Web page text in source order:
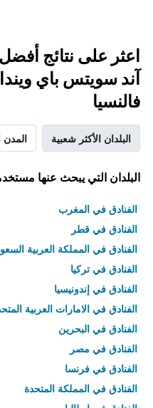
اعثر على نتائج
آند سويتس باي
فالنسيا
البلدان الأكثر شعبية المدن
البلدان التي يبحث عنها
الفنادق في المغرب
الفنادق في قطر
الفنادق في المملكة العربية
الفنادق في تركيا
الفنادق في إندونيسيا
الفنادق في الامارات العربية
الفنادق في البحرين
الفنادق في مصر
الفنادق في فرنسا
الفنادق في المملكة المتحدة